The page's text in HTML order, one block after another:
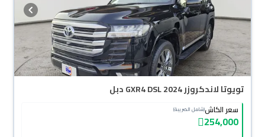
تويوتا لاندكروزر GXR4 DSL 2024 دبل
سعر الكاش(شامل الضريبة)
254,000